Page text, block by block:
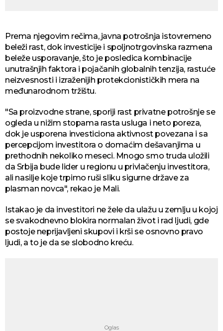
Prema njegovim rečima, javna potrošnja istovremeno
beleži rast, dok investicije i spoljnotrgovinska razmena
beleže usporavanje, što je posledica kombinacije
unutrašnjih faktora i pojačanih globalnih tenzija, rastuće
neizvesnosti i izraženijih protekcionističkih mera na
međunarodnom tržištu.
"Sa proizvodne strane, sporiji rast privatne potrošnje se
ogleda u nižim stopama rasta usluga i neto poreza,
dok je usporena investiciona aktivnost povezana i sa
percepcijom investitora o domaćim dešavanjima u
prethodnih nekoliko meseci. Mnogo smo truda uložili
da Srbija bude lider u regionu u privlačenju investitora,
ali nasilje koje trpimo ruši sliku sigurne države za
plasman novca", rekao je Mali.
Istakao je da investitori ne žele da ulažu u zemlju u kojoj
se svakodnevno blokira normalan život i rad ljudi, gde
postoje neprijavljeni skupovi i krši se osnovno pravo
ljudi, a to je da se slobodno kreću.